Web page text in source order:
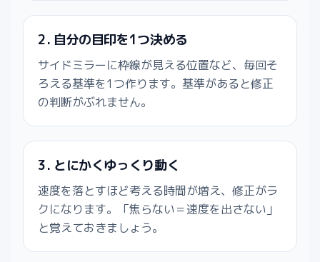
2. 自分の目印を1つ決める
サイドミラーに枠線が見える位置など、毎回そ
ろえる基準を1つ作ります。基準があると修正
の判断がぶれません。
3. とにかくゆっくり動く
速度を落とすほど考える時間が増え、修正がラ
クになります。「焦らない＝速度を出さない」
と覚えておきましょう。